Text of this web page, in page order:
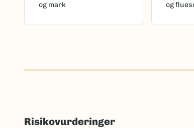
og mark
og
Risikovurderinger